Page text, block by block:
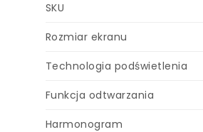
SKU
Rozmiar ekranu
Technologia podświetlenia
Funkcja odtwarzania
Harmonogram